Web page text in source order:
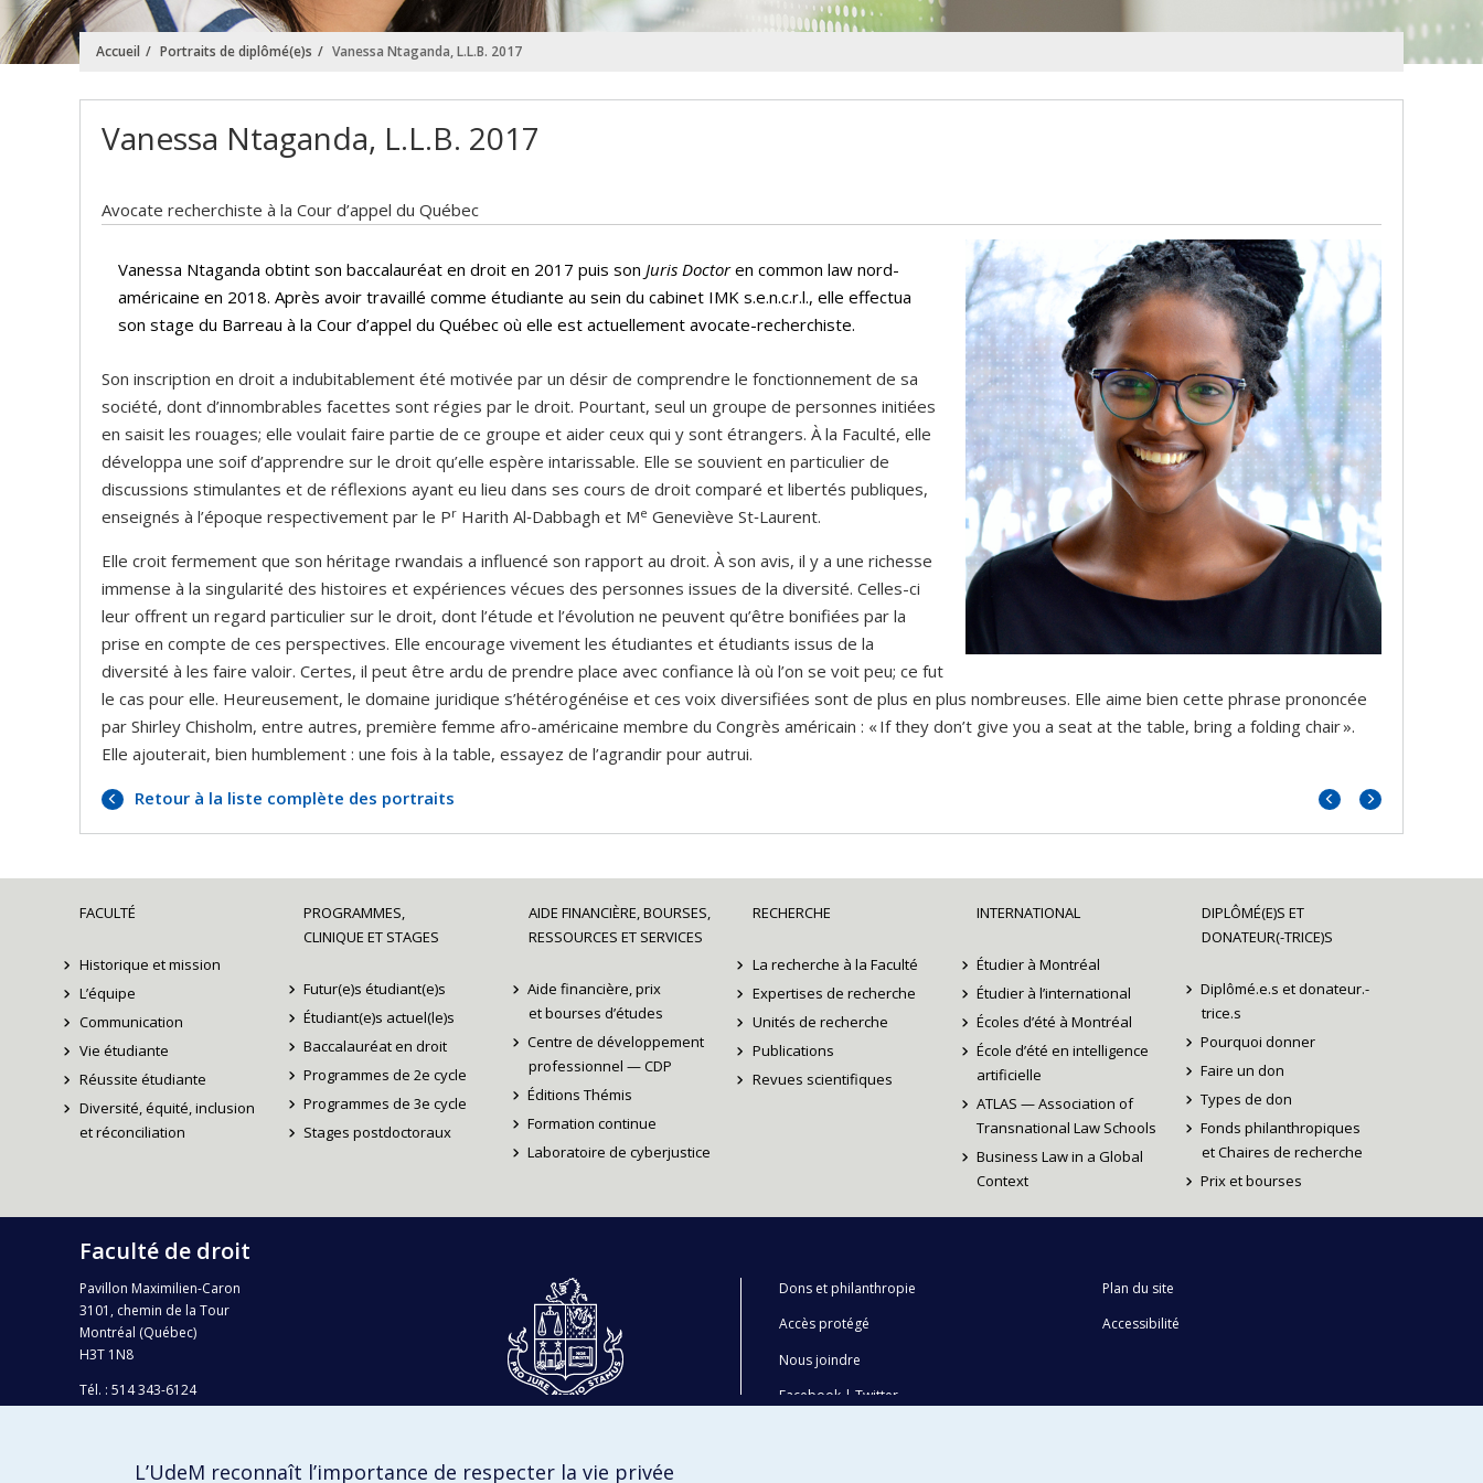
Accueil Portraits de diplômé(e)s Vanessa Ntaganda, L.L.B. 2017
Vanessa Ntaganda, L.L.B. 2017
Avocate recherchiste à la Cour d’appel du Québec
Vanessa Ntaganda obtint son baccalauréat en droit en 2017 puis son Juris Doctoren common law nord-
américaine en 2018. Après avoir travaillé comme étudiante au sein du cabinet IMK s.e.n.c.r.l., elle effectua
son stage du Barreau à la Cour d’appel du Québec où elle est actuellement avocate-recherchiste.
Son inscription en droit a indubitablement été motivée par un désir de comprendre le fonctionnement de sa
société, dont d’innombrables facettes sont régies par le droit. Pourtant, seul un groupe de personnes initiées
en saisit les rouages; elle voulait faire partie de ce groupe et aider ceux qui y sont étrangers. À la Faculté, elle
développa une soif d’apprendre sur le droit qu’elle espère intarissable. Elle se souvient en particulier de
discussions stimulantes et de réflexions ayant eu lieu dans ses cours de droit comparé et libertés publiques,
enseignés à l’époque respectivement par le Pr Harith Al‑Dabbagh et Me Geneviève St‑Laurent.
Elle croit fermement que son héritage rwandais a influencé son rapport au droit. À son avis, il y a une richesse
immense à la singularité des histoires et expériences vécues des personnes issues de la diversité. Celles-ci
leur offrent un regard particulier sur le droit, dont l’étude et l’évolution ne peuvent qu’être bonifiées par la
prise en compte de ces perspectives. Elle encourage vivement les étudiantes et étudiants issus de la
diversité à les faire valoir. Certes, il peut être ardu de prendre place avec confiance là où l’on se voit peu; ce fut
le cas pour elle. Heureusement, le domaine juridique s’hétérogénéise et ces voix diversifiées sont de plus en plus nombreuses. Elle aime bien cette phrase prononcée
par Shirley Chisholm, entre autres, première femme afro-américaine membre du Congrès américain : « If they don’t give you a seat at the table, bring a folding chair ».
Elle ajouterait, bien humblement : une fois à la table, essayez de l’agrandir pour autrui.
Retour à la liste complète des portraits
Portrait
Portrait
FACULTÉ
Historique et mission
L’équipe
Communication
Vie étudiante
Réussite étudiante
Diversité, équité, inclusion
et réconciliation
PROGRAMMES,
CLINIQUE ET STAGES
Futur(e)s étudiant(e)s
Étudiant(e)s actuel(le)s
Baccalauréat en droit
Programmes de 2e cycle
Programmes de 3e cycle
Stages postdoctoraux
AIDE FINANCIÈRE, BOURSES,
RESSOURCES ET SERVICES
Aide financière, prix
et bourses d’études
Centre de développement
professionnel — CDP
Éditions Thémis
Formation continue
Laboratoire de cyberjustice
RECHERCHE
La recherche à la Faculté
Expertises de recherche
Unités de recherche
Publications
Revues scientifiques
INTERNATIONAL
Étudier à Montréal
Étudier à l’international
Écoles d’été à Montréal
École d’été en intelligence
artificielle
ATLAS — Association of
Transnational Law Schools
Business Law in a Global
Context
DIPLÔMÉ(E)S ET
DONATEUR(-TRICE)S
Diplômé.e.s et donateur.-
trice.s
Pourquoi donner
Faire un don
Types de don
Fonds philanthropiques
et Chaires de recherche
Prix et bourses
Faculté de droit
Pavillon Maximilien-Caron
3101, chemin de la Tour
Montréal (Québec)
H3T 1N8
Tél. : 514 343-6124
Téléc.: 514 343-2199
Plan campus
Dons et philanthropie
Accès protégé
Nous joindre
Facebook |Twitter
Plan du site
Accessibilité
L’UdeM reconnaît l’importance de respecter la vie privée